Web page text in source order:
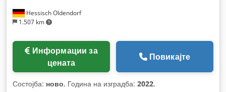
Hessisch Oldendorf
1.507 km
цената
Повикајте
Состојба: ново, Година на изградба: 2022,